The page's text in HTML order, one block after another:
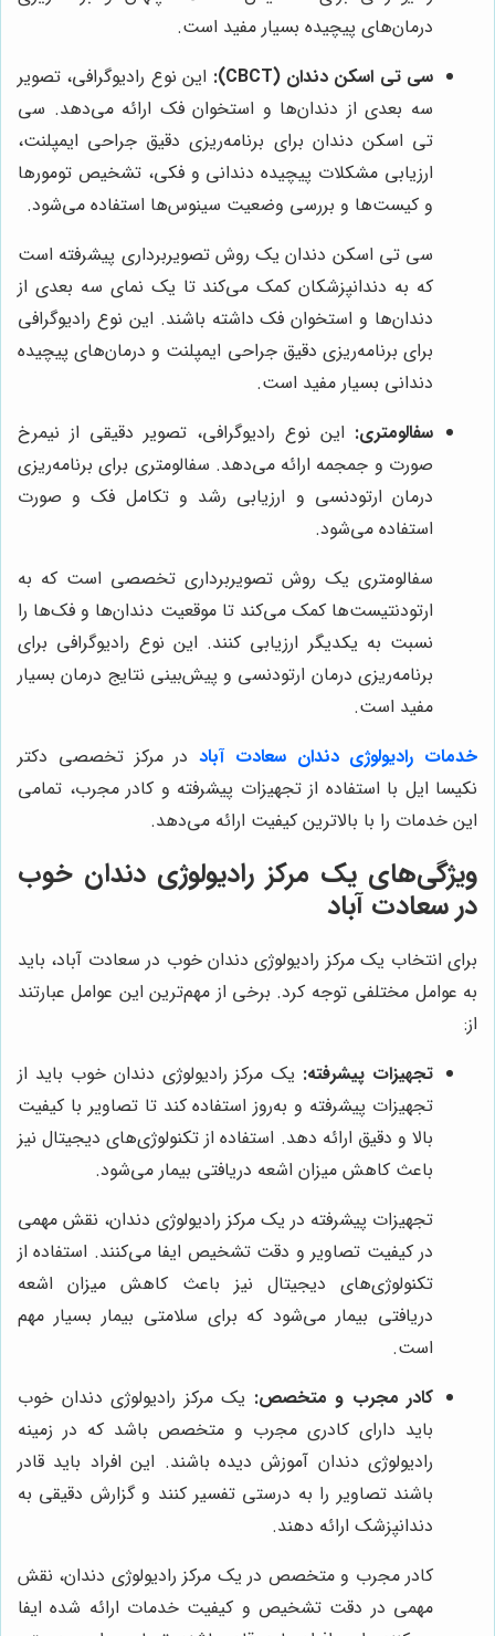
درمان‌های پیچیده بسیار مفید است.
سی تی اسکن دندان (CBCT):
این نوع رادیوگرافی، تصویر
سه بعدی از دندان‌ها و استخوان فک ارائه می‌دهد. سی
تی اسکن دندان برای برنامه‌ریزی دقیق جراحی ایمپلنت،
ارزیابی مشکلات پیچیده دندانی و فکی، تشخیص تومورها
و کیست‌ها و بررسی وضعیت سینوس‌ها استفاده می‌شود.
سی تی اسکن دندان یک روش تصویربرداری پیشرفته است
که به دندانپزشکان کمک می‌کند تا یک نمای سه بعدی از
دندان‌ها و استخوان فک داشته باشند. این نوع رادیوگرافی
برای برنامه‌ریزی دقیق جراحی ایمپلنت و درمان‌های پیچیده
دندانی بسیار مفید است.
سفالومتری: این نوع رادیوگرافی، تصویر دقیقی از نیمرخ
صورت و جمجمه ارائه می‌دهد. سفالومتری برای برنامه‌ریزی
درمان ارتودنسی و ارزیابی رشد و تکامل فک و صورت
استفاده می‌شود.
سفالومتری یک روش تصویربرداری تخصصی است که به
ارتودنتیست‌ها کمک می‌کند تا موقعیت دندان‌ها و فک‌ها را
نسبت به یکدیگر ارزیابی کنند. این نوع رادیوگرافی برای
برنامه‌ریزی درمان ارتودنسی و پیش‌بینی نتایج درمان بسیار
مفید است.
خدمات رادیولوژی دندان سعادت آباد در مرکز تخصصی دکتر
نکیسا ایل با استفاده از تجهیزات پیشرفته و کادر مجرب، تمامی
این خدمات را با بالاترین کیفیت ارائه می‌دهد.
ویژگی‌های یک مرکز رادیولوژی دندان خوب
در سعادت آباد
برای انتخاب یک مرکز رادیولوژی دندان خوب در سعادت آباد، باید
به عوامل مختلفی توجه کرد. برخی از مهم‌ترین این عوامل عبارتند
از:
تجهیزات پیشرفته: یک مرکز رادیولوژی دندان خوب باید از
تجهیزات پیشرفته و به‌روز استفاده کند تا تصاویر با کیفیت
بالا و دقیق ارائه دهد. استفاده از تکنولوژی‌های دیجیتال نیز
باعث کاهش میزان اشعه دریافتی بیمار می‌شود.
تجهیزات پیشرفته در یک مرکز رادیولوژی دندان، نقش مهمی
در کیفیت تصاویر و دقت تشخیص ایفا می‌کنند. استفاده از
تکنولوژی‌های دیجیتال نیز باعث کاهش میزان اشعه
دریافتی بیمار می‌شود که برای سلامتی بیمار بسیار مهم
است.
کادر مجرب و متخصص: یک مرکز رادیولوژی دندان خوب
باید دارای کادری مجرب و متخصص باشد که در زمینه
رادیولوژی دندان آموزش دیده باشند. این افراد باید قادر
باشند تصاویر را به درستی تفسیر کنند و گزارش دقیقی به
دندانپزشک ارائه دهند.
کادر مجرب و متخصص در یک مرکز رادیولوژی دندان، نقش
مهمی در دقت تشخیص و کیفیت خدمات ارائه شده ایفا